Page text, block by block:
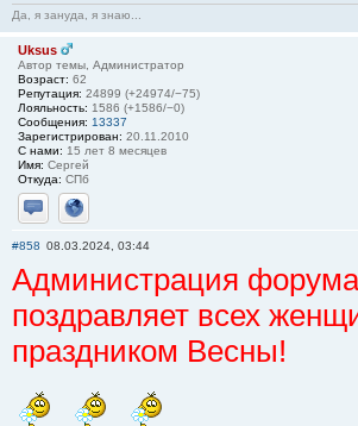
Да, я зануда, я знаю...
Uksus
Автор темы, Администратор
Возраст: 62
Репутация: 24899 (+24974/−75)
Лояльность: 1586 (+1586/−0)
Сообщения: 13337
Зарегистрирован: 20.11.2010
С нами: 15 лет 8 месяцев
Имя: Сергей
Откуда: СПб
Отправить личное сообщение
Сайт
#858 08.03.2024, 03:44
Администрация форума
поздравляет всех
праздником Весны!